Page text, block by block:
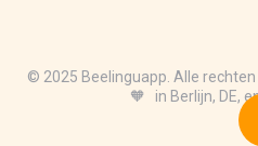
© 2025 Beelinguapp. Alle
🧡 in Berlijn, DE,